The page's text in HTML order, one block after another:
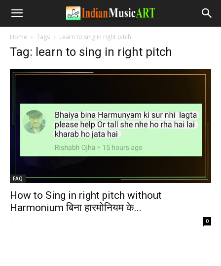
Home Tags Learn to sing in right pitch
Tag: learn to sing in right pitch
FAQ
How to Sing in right pitch without
Harmonium बिना हारमोनियम के...
- 0